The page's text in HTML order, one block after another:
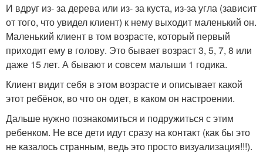
И вдруг из- за дерева или из- за куста, из-за угла (зависит
от того, что увидел клиент) к нему выходит маленький он.
Маленький клиент в том возрасте, который первый
приходит ему в голову. Это бывает возраст 3, 5, 7, 8 или
даже 15 лет. А бывают и совсем малыши 1 годика.
Клиент видит себя в этом возрасте и описывает какой
этот ребёнок, во что он одет, в каком он настроении.
Дальше нужно познакомиться и подружиться с этим
ребенком. Не все дети идут сразу на контакт (как бы это
не казалось странным, ведь это просто визуализация!!!).